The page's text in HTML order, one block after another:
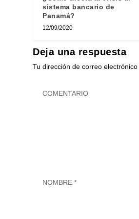
sistema bancario de
Panamá?
12/09/2020
Deja una respuesta
Tu dirección de correo electrónico